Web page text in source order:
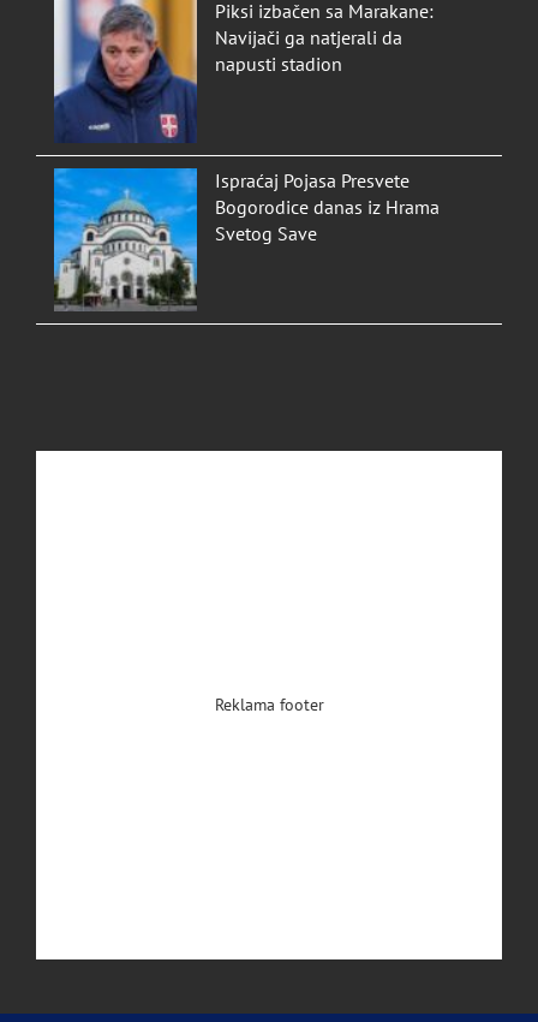
Piksi izbačen sa Marakane:
Navijači ga natjerali da
napusti stadion
Ispraćaj Pojasa Presvete
Bogorodice danas iz Hrama
Svetog Save
Reklama footer